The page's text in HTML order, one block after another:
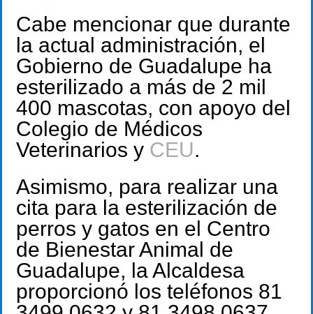
Cabe mencionar que durante
la actual administración, el
Gobierno de Guadalupe ha
esterilizado a más de 2 mil
400 mascotas, con apoyo del
Colegio de Médicos
Veterinarios y CEU.
Asimismo, para realizar una
cita para la esterilización de
perros y gatos en el Centro
de Bienestar Animal de
Guadalupe, la Alcaldesa
proporcionó los teléfonos 81